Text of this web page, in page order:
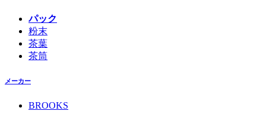
パック
粉末
茶葉
茶筒
メーカー
BROOKS